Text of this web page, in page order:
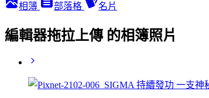
相簿 部落格 名片
編輯器拖拉上傳 的相簿照片